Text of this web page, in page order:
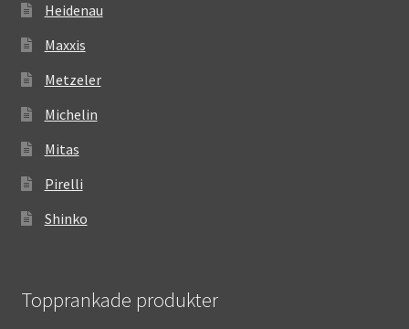
Heidenau
Maxxis
Metzeler
Michelin
Mitas
Pirelli
Shinko
Topprankade produkter